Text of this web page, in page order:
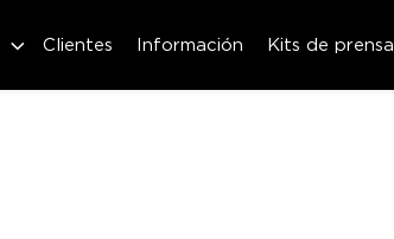
Clientes Información Kits de prensa